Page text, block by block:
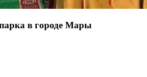
в городе Мары